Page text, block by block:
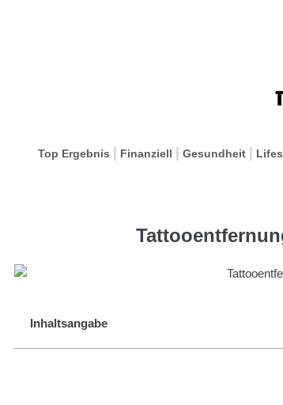
Top Ergebnis Finanziell Gesundheit
Inhaltsangabe